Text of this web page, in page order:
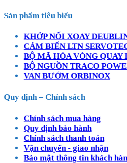
Sản phẩm tiêu biểu
KHỚP NỐI XOAY
CẢM BIẾN LTN
BỘ MÃ HÓA VÒNG QUAY
BỘ NGUỒN TRACO
VAN BƯỚM ORBINOX
Quy định – Chính sách
Chính sách mua hàng
Quy định bảo hành
Chính sách thanh toán
Vận chuyển - giao nhận
Bảo mật thông tin khách